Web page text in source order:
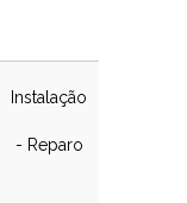
Instalação
- Reparo